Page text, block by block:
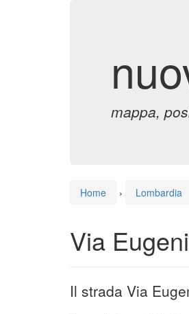
mappa,
Home › Lombardia
Via
Il strada Via